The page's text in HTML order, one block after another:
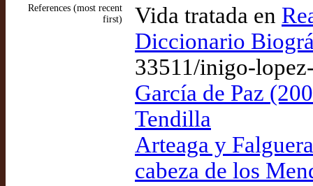
References (most recent
first)
Vida tratada en
Diccionario
33511/inigo-
García de Paz
Tendilla
Arteaga y
cabeza de los